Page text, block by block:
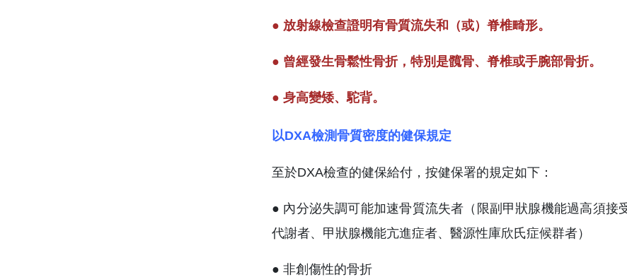
● 放射線檢查證明有骨質流失和（或）脊椎畸形。
● 曾經發生骨鬆性骨折，特別是髖骨、脊椎或手腕部骨折。
● 身高變矮、駝背。
以DXA檢測骨質密度的健保規定
至於DXA檢查的健保給付，按健保署的規定如下：
● 內分泌失調可能加速骨質流失者（限副甲狀腺機能過高須
代謝者、甲狀腺機能亢進症者、醫源性庫欣氏症候群者）
● 非創傷性的骨折